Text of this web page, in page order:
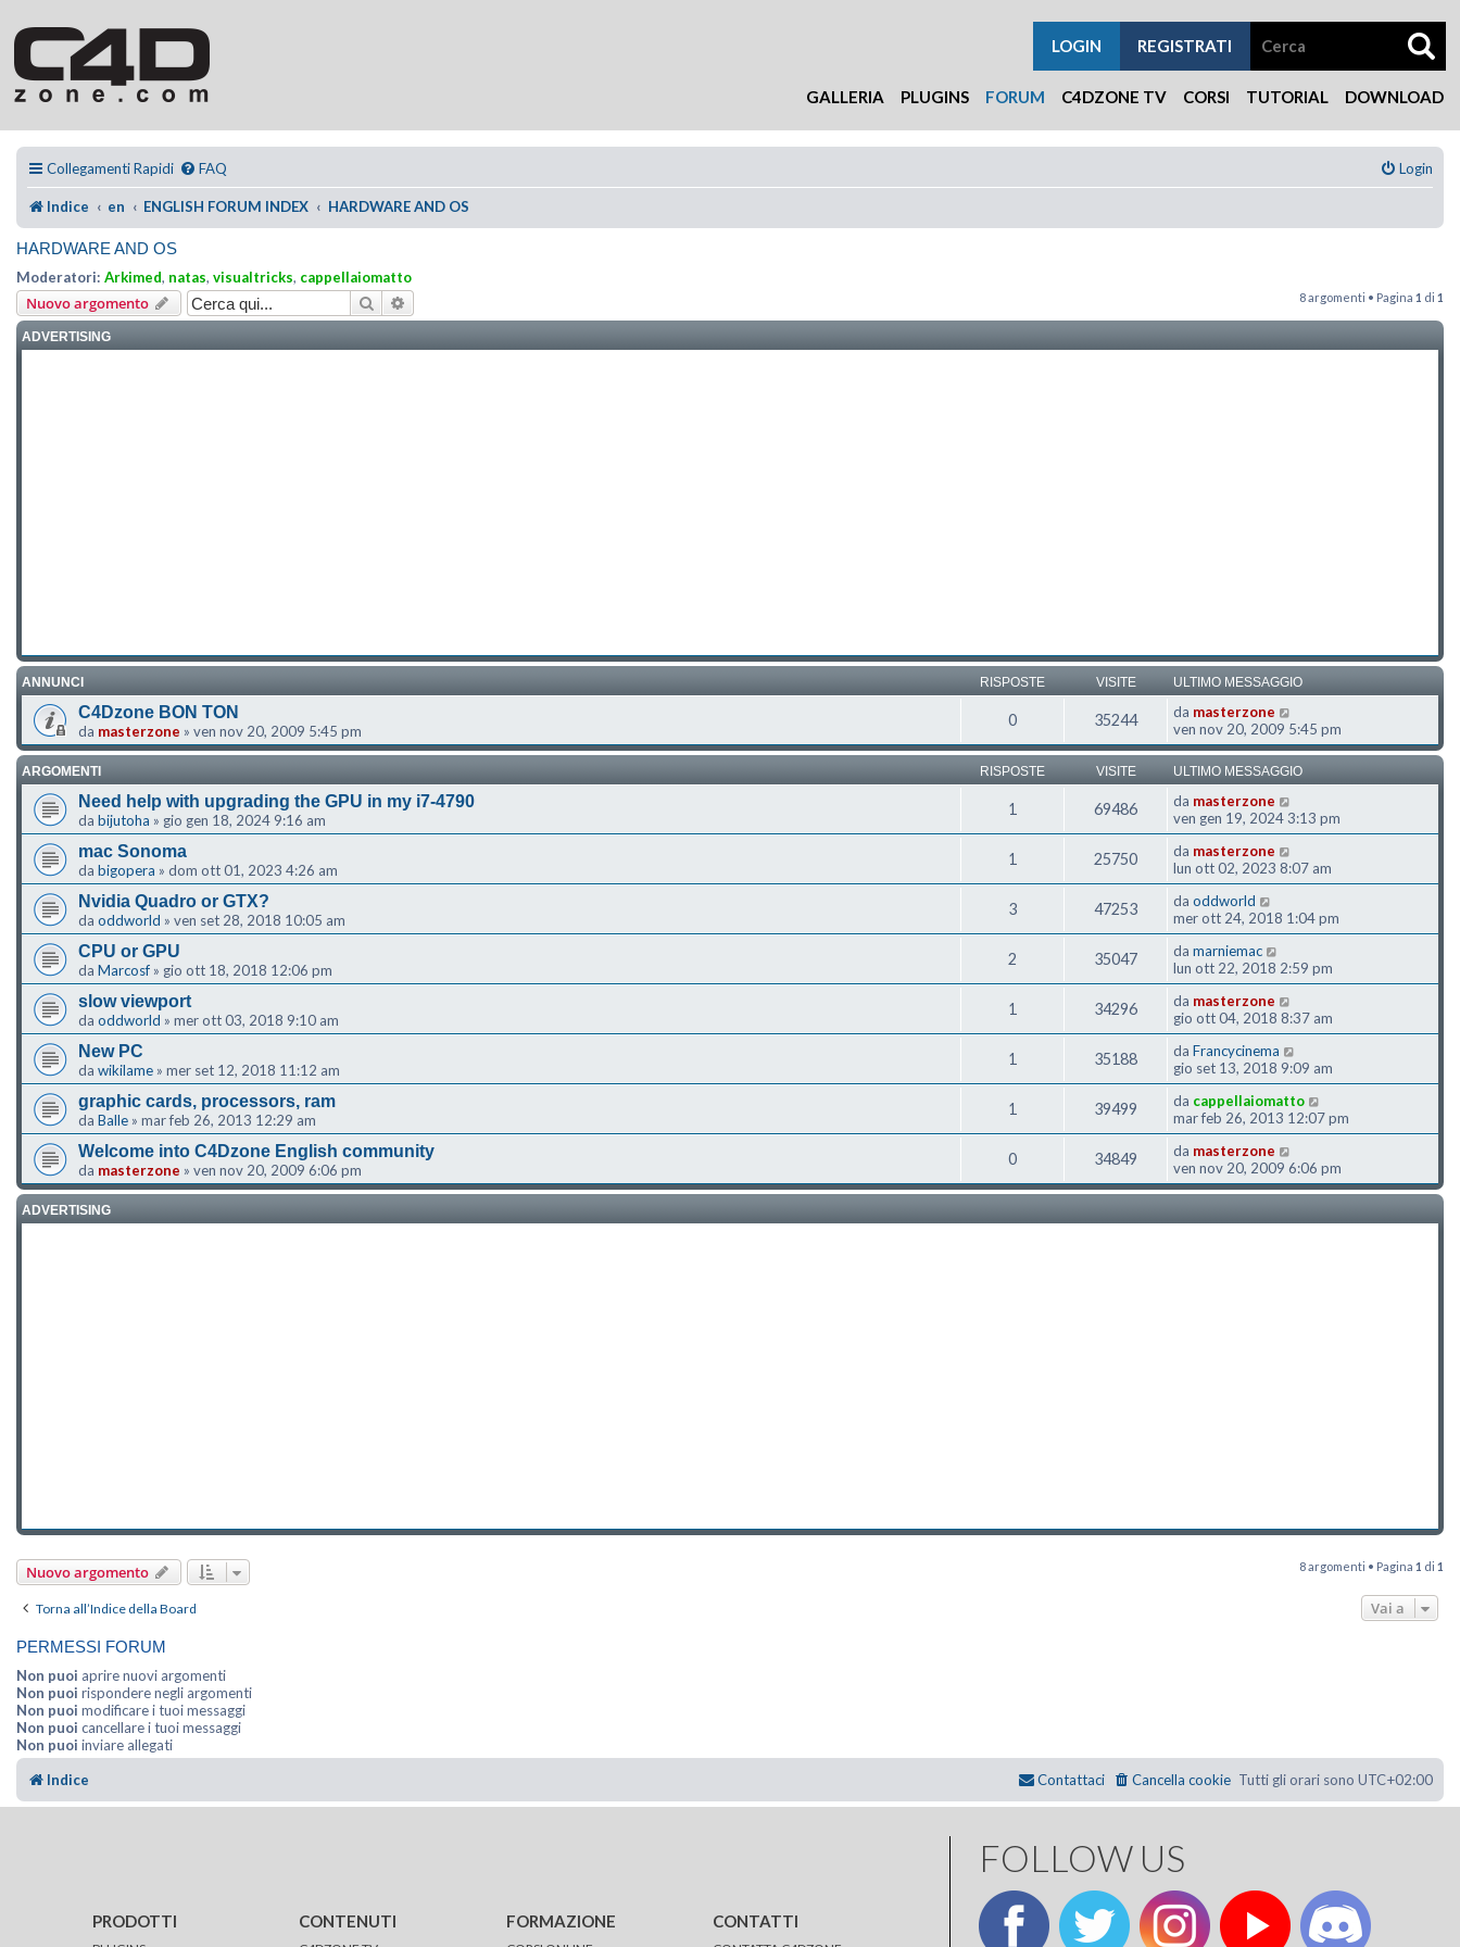
GALLERIA PLUGINS FORUM C4DZONE TV CORSI TUTORIAL DOWNLOAD
REGISTRATI
LOGIN
Collegamenti Rapidi FAQ Login
Indice en ENGLISH FORUM INDEX HARDWARE AND OS
HARDWARE AND OS
Moderatori: Arkimed, natas, visualtricks, cappellaiomatto
Nuovo argomento Cerca 8 argomenti • Pagina 1 di 1
ADVERTISING
ANNUNCI RISPOSTE VISITE ULTIMO MESSAGGIO
C4Dzone BON TON
da masterzone » ven nov 20, 2009 5:45 pm
0 35244 da masterzone
ven nov 20, 2009 5:45 pm
ARGOMENTI RISPOSTE VISITE ULTIMO MESSAGGIO
Need help with upgrading the GPU in my i7-4790
da bijutoha » gio gen 18, 2024 9:16 am
1 69486 da masterzone
ven gen 19, 2024 3:13 pm
mac Sonoma
da bigopera » dom ott 01, 2023 4:26 am
1 25750 da masterzone
lun ott 02, 2023 8:07 am
Nvidia Quadro or GTX?
da oddworld » ven set 28, 2018 10:05 am
3 47253 da oddworld
mer ott 24, 2018 1:04 pm
CPU or GPU
da Marcosf » gio ott 18, 2018 12:06 pm
2 35047 da marniemac
lun ott 22, 2018 2:59 pm
slow viewport
da oddworld » mer ott 03, 2018 9:10 am
1 34296 da masterzone
gio ott 04, 2018 8:37 am
New PC
da wikilame » mer set 12, 2018 11:12 am
1 35188 da Francycinema
gio set 13, 2018 9:09 am
graphic cards, processors, ram
da Balle » mar feb 26, 2013 12:29 am
1 39499 da cappellaiomatto
mar feb 26, 2013 12:07 pm
Welcome into C4Dzone English community
da masterzone » ven nov 20, 2009 6:06 pm
0 34849 da masterzone
ven nov 20, 2009 6:06 pm
ADVERTISING
Nuovo argomento 8 argomenti • Pagina 1 di 1
Torna all’Indice della Board Vai a
PERMESSI FORUM
Non puoi aprire nuovi argomenti
Non puoi rispondere negli argomenti
Non puoi modificare i tuoi messaggi
Non puoi cancellare i tuoi messaggi
Non puoi inviare allegati
Indice
Tutti gli orari sono UTC+02:00
Cancella cookie
Contattaci
PRODOTTI CONTENUTI FORMAZIONE CONTATTI
FOLLOW US